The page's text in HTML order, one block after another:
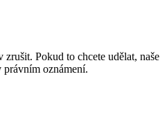
Pokud to chcete udělat, naše
právním oznámení.